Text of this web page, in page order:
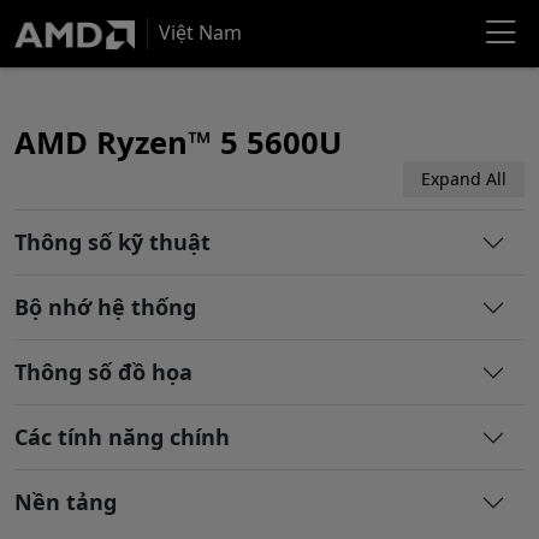
Việt Nam
AMD Ryzen™ 5 5600U
Expand All
Thông số kỹ thuật
Bộ nhớ hệ thống
Thông số đồ họa
Các tính năng chính
Nền tảng